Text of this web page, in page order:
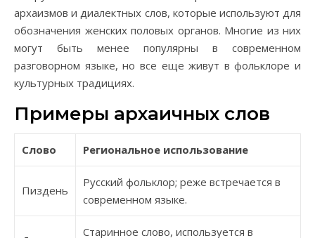
архаизмов и диалектных слов, которые используют для
обозначения женских половых органов. Многие из них
могут быть менее популярны в современном
разговорном языке, но все еще живут в фольклоре и
культурных традициях.
Примеры архаичных слов
Слово Региональное использование
Пиздень
Русский фольклор; реже встречается в
современном языке.
Старинное слово, используется в